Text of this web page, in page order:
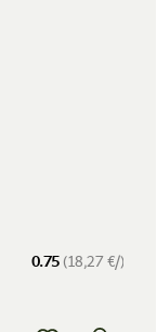
0.75(18,27 €/)